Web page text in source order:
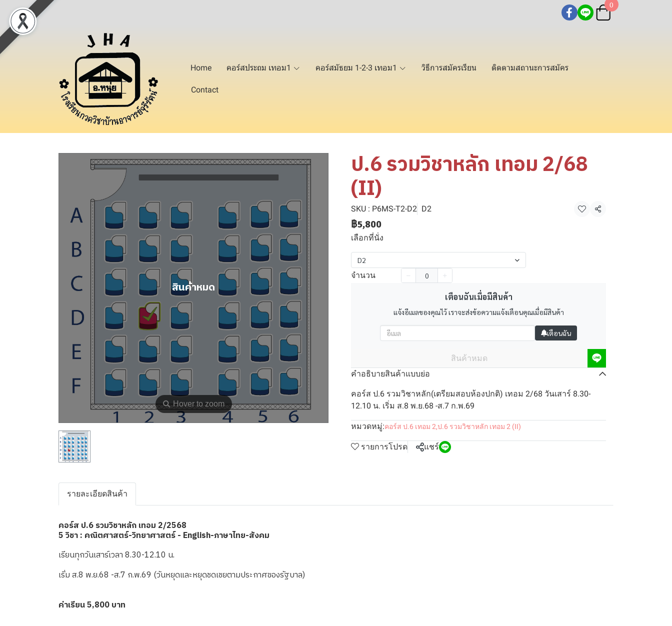
0
Home คอร์สประถม เทอม1 คอร์สมัธยม 1-2-3 เทอม1 วิธีการสมัครเรียน ติดตามสถานะการสมัคร
Contact
⚲Hover to zoom
สินค้าหมด
ป.6 รวมวิชาหลัก เทอม 2/68
(II)
SKU : P6MS-T2-D2 D2 แชร์
฿5,800
เลือกที่นั่ง
D2
จำนวน
เตือนฉันเมื่อมีสินค้า
แจ้งอีเมลของคุณไว้ เราจะส่งข้อความแจ้งเตือนคุณเมื่อมีสินค้า
เตือนฉัน
สินค้าหมด
คำอธิบายสินค้าแบบย่อ
คอร์ส ป.6 รวมวิชาหลัก(เตรียมสอบห้องปกติ) เทอม 2/68 วันเสาร์ 8.30-
12.10 น. เริ่ม ส.8 พ.ย.68 -ส.7 ก.พ.69
หมวดหมู่:คอร์ส ป.6 เทอม 2,ป.6 รวมวิชาหลัก เทอม 2 (II)
รายการโปรด แชร์
รายละเอียดสินค้า
คอร์ส ป.6 รวมวิชาหลัก เทอม 2/2568
5 วิชา : คณิตศาสตร์-วิทยาศาสตร์ - English-ภาษาไทย-สังคม
เรียนทุกวันเสาร์เวลา 8.30-12.10 น.
เริ่ม ส.8 พ.ย.68 -ส.7 ก.พ.69 (วันหยุดและหยุดชดเชยตามประกาศของรัฐบาล)
ค่าเรียน 5,800 บาท